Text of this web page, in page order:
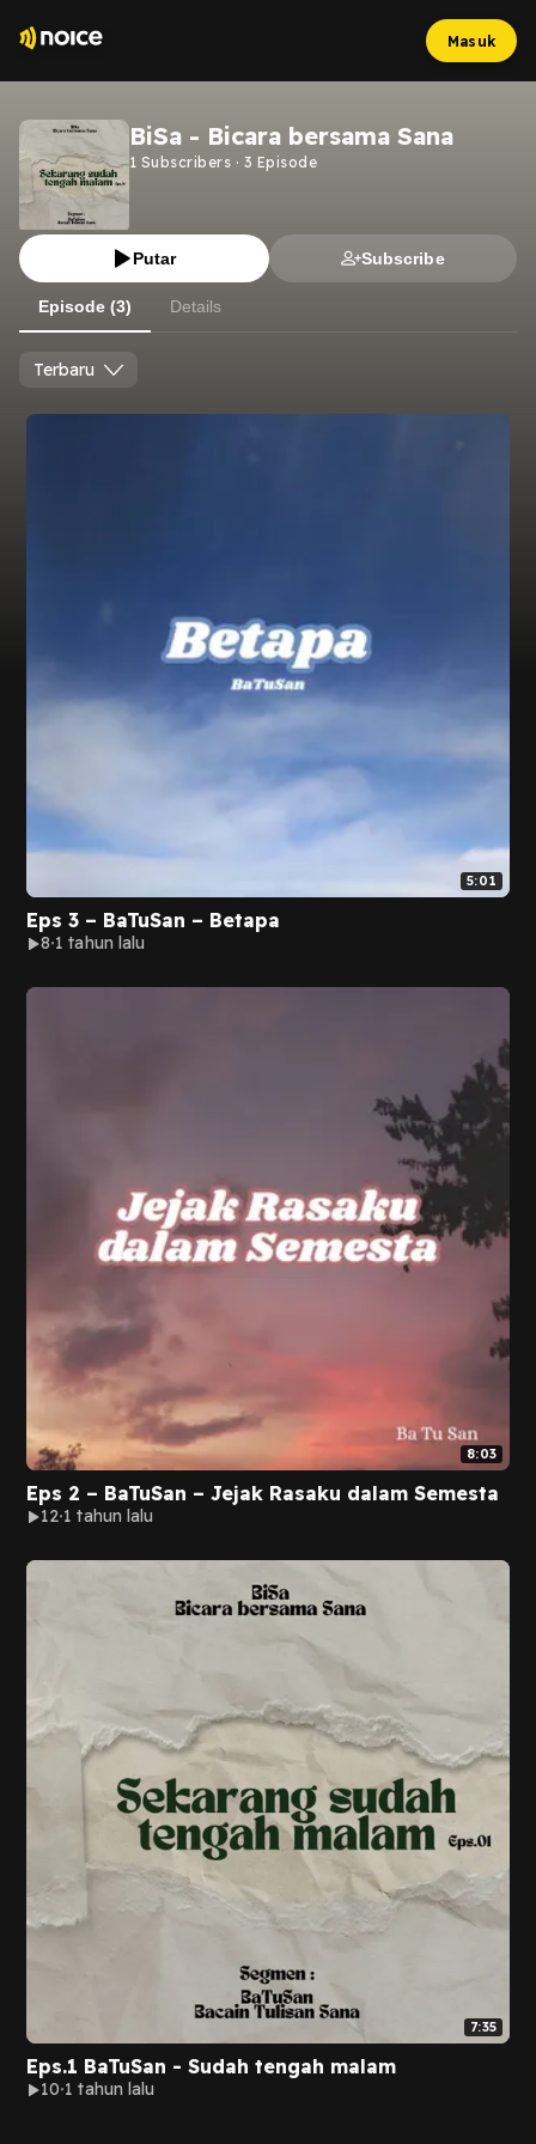
Masuk
BiSa - Bicara bersama Sana
1 Subscribers · 3 Episode
Putar Subscribe
Episode (3) Details
Terbaru
5:01
Eps 3 – BaTuSan – Betapa
8 1 tahun lalu
8:03
Eps 2 – BaTuSan – Jejak Rasaku dalam Semesta
12 1 tahun lalu
7:35
Eps.1 BaTuSan - Sudah tengah malam
10 1 tahun lalu